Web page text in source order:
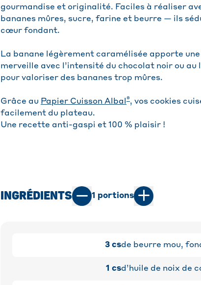
gourmandise et originalité. Faciles à réaliser
bananes mûres, sucre, farine et beurre — ils
cœur fondant.
La banane légèrement caramélisée apporte
merveille avec l’intensité du chocolat noir ou
pour valoriser des bananes trop mûres.
Grâce au Papier Cuisson Albal ®, vos cookies
facilement du plateau.
Une recette anti-gaspi et 100 % plaisir !
INGRÉDIENTS 1 portions
3 csde beurre mou,
1 csd’huile de noix de